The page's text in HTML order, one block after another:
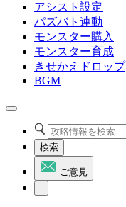
アシスト設定
パズバト連動
モンスター購入
モンスター育成
きせかえドロップ
BGM
検索
ご意見